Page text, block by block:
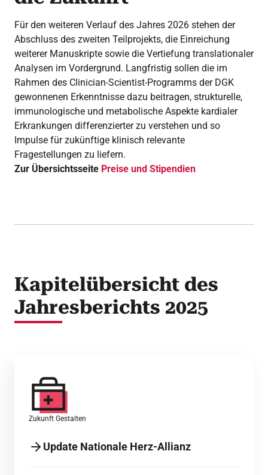
Für den weiteren Verlauf des Jahres 2026 stehen der
Abschluss des zweiten Teilprojekts, die Einreichung
weiterer Manuskripte sowie die Vertiefung translationaler
Analysen im Vordergrund. Langfristig sollen die im
Rahmen des Clinician-Scientist-Programms der DGK
gewonnenen Erkenntnisse dazu beitragen, strukturelle,
immunologische und metabolische Aspekte kardialer
Erkrankungen differenzierter zu verstehen und so
Impulse für zukünftige klinisch relevante
Fragestellungen zu liefern.
Zur Übersichtsseite Preise und Stipendien
Kapitelübersicht des
Jahresberichts 2025
Zukunft Gestalten
Update Nationale Herz-Allianz